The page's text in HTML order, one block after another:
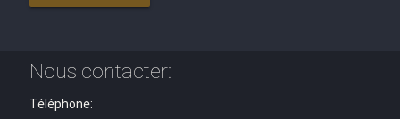
Nous contacter:
Téléphone: